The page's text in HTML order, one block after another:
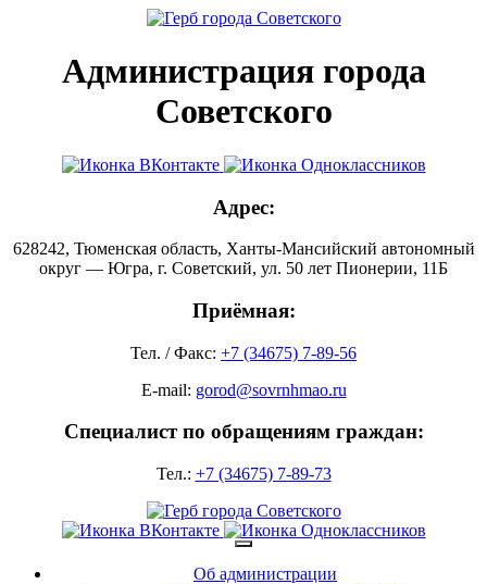
Администрация города
Советского
Адрес:
628242, Тюменская область, Ханты-Мансийский автономный
округ — Югра, г. Советский, ул. 50 лет Пионерии, 11Б
Приёмная:
Тел. / Факс: +7 (34675) 7-89-56
E-mail: gorod@sovrnhmao.ru
Специалист по обращениям граждан:
Тел.: +7 (34675) 7-89-73
Об администрации